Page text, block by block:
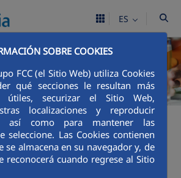
SOBRE COOKIES
FCC (el Sitio Web) utiliza Cookies
qué secciones le resultan más
útiles, securizar el Sitio Web,
localizaciones y reproducir
así como para mantener las
seleccione. Las Cookies contienen
se almacena en su navegador y, de
reconocerá cuando regrese al Sitio
ES
de Atención al
cliente